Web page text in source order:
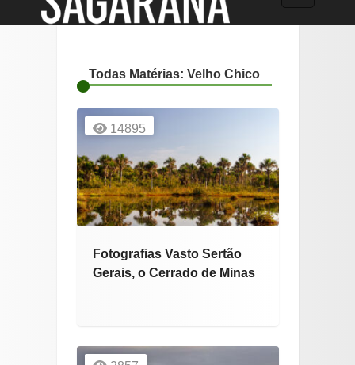
Todas Matérias: Velho Chico
14895
Fotografias Vasto Sertão
Gerais, o Cerrado de Minas